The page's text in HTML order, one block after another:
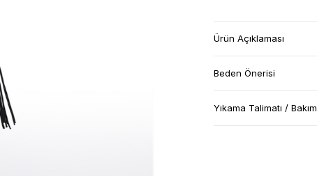
Ürün Açıklaması
Beden Önerisi
Yıkama Talimatı / Bakım